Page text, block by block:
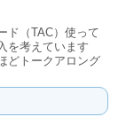
ド（TAC）使って
を考えています
どトークアロング